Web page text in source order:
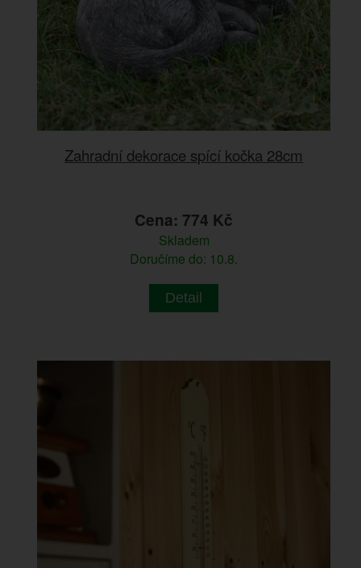
Zahradní dekorace spící kočka 28cm
Cena: 774 Kč
Skladem
Doručíme do: 10.8.
Detail